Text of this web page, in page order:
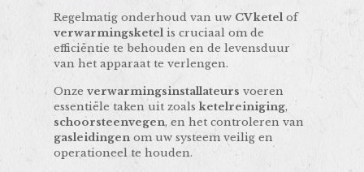
Regelmatig onderhoud van uw CV ketel of
verwarmingsketel is cruciaal om de
efficiëntie te behouden en de levensduur
van het apparaat te verlengen.
Onzeverwarmingsinstallateurs voeren
essentiële taken uit zoalsketelreiniging,
schoorsteenvegen, en het controleren van
gasleidingen om uw systeem veilig en
operationeel te houden.